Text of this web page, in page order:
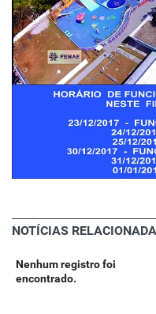
NOTÍCIAS
Nenhum registro foi
encontrado.